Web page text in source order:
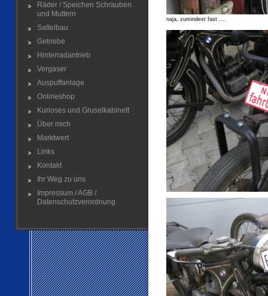
Räder / Speichen Schrauben
und Muttern
Sattelbau
Getriebe
Hinterradantrieb
Vergaser
Auspuffanlage
Onlineshop
Kurioses und Gruselkabinett
Über mich
Marktwert
Links
Kontakt
Ihr Weg zu uns
Impressum / AGB /
Datenschutzverordnung
naja, zumindest fast ....